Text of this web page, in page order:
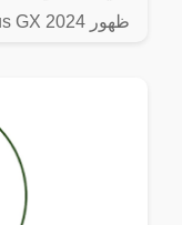
ظهور Lexus GX 2024. بشكل رسمي